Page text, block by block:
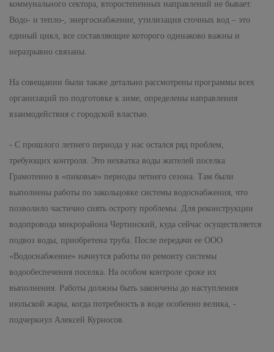
коммунального сектора, второстепенных направлений не бывает.
Водо- и тепло-, энергоснабжение, утилизация сточных вод – это
единый цикл, все составляющие которого одинаково важны и
неразрывно связаны.
На совещании были также детально рассмотрены программы всех
организаций по подготовке к зиме, определены направления
взаимодействия с городской властью.
- С прошлого летнего периода у нас остался ряд проблем,
требующих контроля. Это нехватка воды жителей поселка
Грамотеино в «пиковые» периоды летнего сезона. Там были
выполнены работы по закольцовке системы водоснабжения, что
позволило частично снять остроту проблемы. Для реконструкции
водопровода микрорайона Чертинский, куда сейчас осуществляется
подвоз воды, приобретена труба. После передачи ее ООО
«Водоснабжение» начнутся работы по ремонту системы
водообеспечения поселка. На особом контроле сроке их
выполнения. Работы должны быть закончены до наступления
июльской жары, когда потребность в воде особенно велика, -
подчеркнул Алексей Курносов.